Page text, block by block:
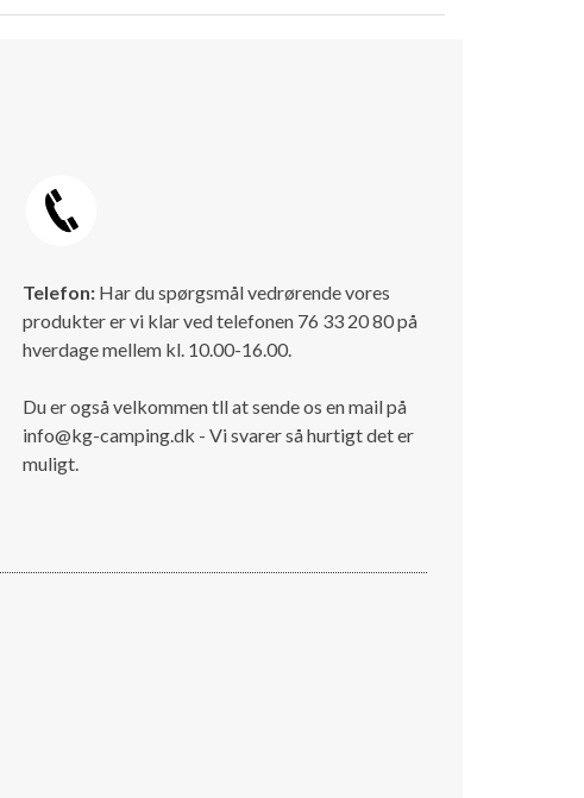
Telefon: Har du spørgsmål vedrørende vores
produkter er vi klar ved telefonen 76 33 20 80 på
hverdage mellem kl. 10.00-16.00.
Du er også velkommen tll at sende os en mail på
info@kg-camping.dk - Vi svarer så hurtigt det er
muligt.